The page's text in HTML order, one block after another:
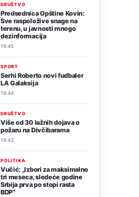
DRUŠTVO
Predsednica Opštine Kovin:
Sve raspoložive snage na
terenu, u javnosti mnogo
dezinformacija
19:45
SPORT
Serhi Roberto novi fudbaler
LA Galaksija
19:44
DRUŠTVO
Više od 30 lažnih dojava o
požaru na Divčibarama
19:43
POLITIKA
Vučić: „Izbori za maksimalno
tri meseca, sledeće godine
Srbija prva po stopi rasta
BDP“